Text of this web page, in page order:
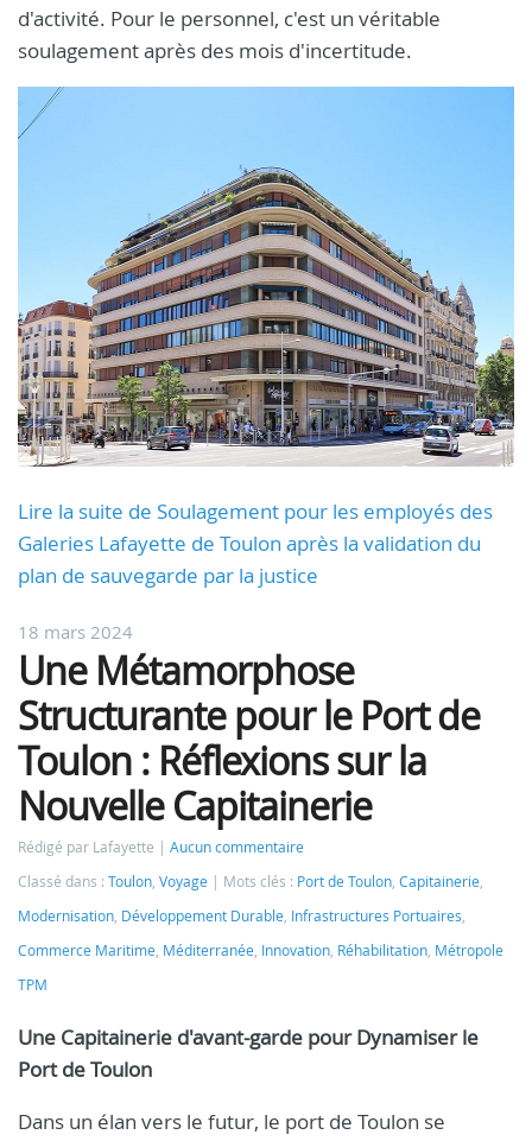
d'activité. Pour le personnel, c'est un véritable
soulagement après des mois d'incertitude.
Lire la suite de Soulagement pour les employés des
Galeries Lafayette de Toulon après la validation du
plan de sauvegarde par la justice
18 mars 2024
Une Métamorphose
Structurante pour le Port de
Toulon : Réflexions sur la
Nouvelle Capitainerie
Rédigé par Lafayette
Aucun commentaire
Classé dans : Toulon, Voyage Mots clés : Port de Toulon, Capitainerie,
Modernisation, Développement Durable, Infrastructures Portuaires,
Commerce Maritime, Méditerranée, Innovation, Réhabilitation, Métropole
TPM
Une Capitainerie d'avant-garde pour Dynamiser le
Port de Toulon
Dans un élan vers le futur, le port de Toulon se